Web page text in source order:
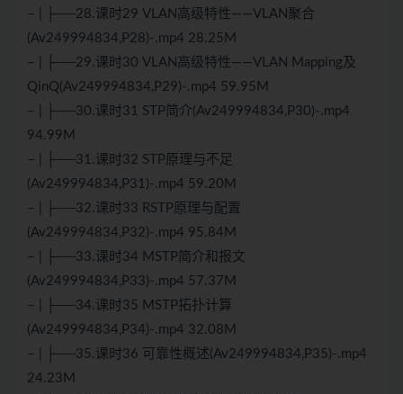
– | ├──28.课时29 VLAN高级特性——VLAN聚合
(Av249994834,P28)-.mp4 28.25M
– | ├──29.课时30 VLAN高级特性——VLAN Mapping及
QinQ(Av249994834,P29)-.mp4 59.95M
– | ├──30.课时31 STP简介(Av249994834,P30)-.mp4
94.99M
– | ├──31.课时32 STP原理与不足
(Av249994834,P31)-.mp4 59.20M
– | ├──32.课时33 RSTP原理与配置
(Av249994834,P32)-.mp4 95.84M
– | ├──33.课时34 MSTP简介和报文
(Av249994834,P33)-.mp4 57.37M
– | ├──34.课时35 MSTP拓扑计算
(Av249994834,P34)-.mp4 32.08M
– | ├──35.课时36 可靠性概述(Av249994834,P35)-.mp4
24.23M